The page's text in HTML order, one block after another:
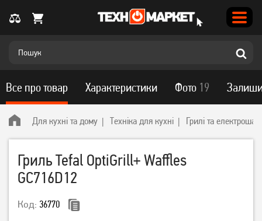
Для кухні та дому Техніка для кухні Грилі та
Гриль Tefal OptiGrill+ Waffles
GC716D12
Код: 36770
Все про товар Характеристики Фото 19